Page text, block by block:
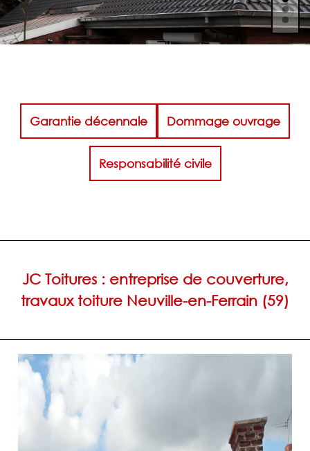
Garantie décennale Dommage ouvrage
Responsabilité civile
JC Toitures : entreprise de couverture,
travaux toiture Neuville-en-Ferrain (59)